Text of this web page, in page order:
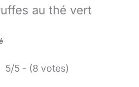
au thé vert
5/5 - (8 votes)